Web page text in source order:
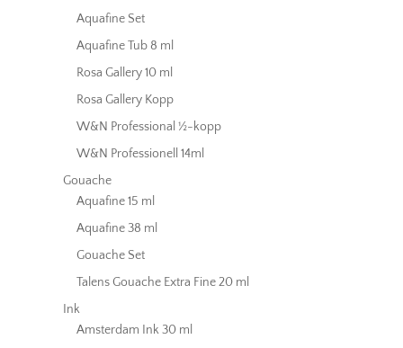
Aquafine Set
Aquafine Tub 8 ml
Rosa Gallery 10 ml
Rosa Gallery Kopp
W&N Professional ½-kopp
W&N Professionell 14ml
Gouache
Aquafine 15 ml
Aquafine 38 ml
Gouache Set
Talens Gouache Extra Fine 20 ml
Ink
Amsterdam Ink 30 ml